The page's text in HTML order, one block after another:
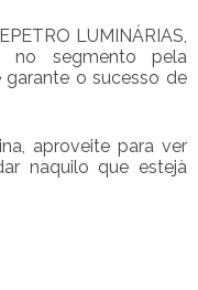
LUMINÁRIAS,
no segmento pela
o sucesso de
aproveite para ver
naquilo que estejà